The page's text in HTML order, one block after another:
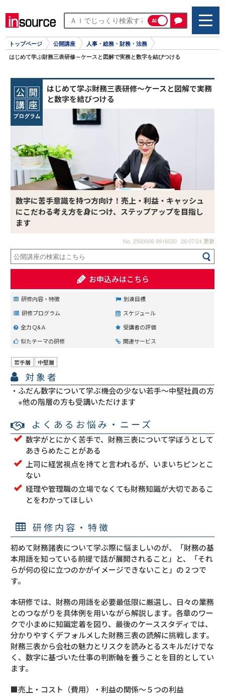
AI
トップページ 公開講座 人事・総務・財務・法務
はじめて学ぶ財務三表研修～ケースと図解で実務と数字を結びつける
はじめて学ぶ財務三表研修～ケースと図解で実務
と数字を結びつける
数字に苦手意識を持つ方向け！売上・利益・キャッシュ
にこだわる考え方を身につけ、ステップアップを目指し
ます
No. 2500006 9916030 26/07/24 更新
お申込みはこちら
研修内容・特徴
到達目標
研修プログラム
スケジュール
全力Ｑ&Ａ
受講者の評価
似たテーマの研修
関連サービス
対象者
若手層 中堅層
ふだん数字について学ぶ機会の少ない若手～中堅社員の方
※他の階層の方も受講いただけます
よくあるお悩み・ニーズ
数字がとにかく苦手で、財務三表について学ぼうとして
あきらめたことがある
上司に経営視点を持てと言われるが、いまいちピンとこ
ない
経理や管理職の立場でなくても財務知識が大切であるこ
とをわかってほしい
研修内容・特徴
初めて財務諸表について学ぶ際に悩ましいのが、「財務の基
本用語を知っている前提で話が展開されること」と、「それ
らが何の役に立つのかがイメージできないこと」の２つで
す。
本研修では、財務の用語を必要最低限に厳選し、日々の業務
とのつながりを具体例を用いながら解説します。各章のワー
クで小まめに知識定着を図り、最後のケーススタディでは、
分かりやすくデフォルメした財務三表の読解に挑戦します。
財務三表から会社の魅力とリスクを読みとるスキルだけでな
く、数字に基づいた仕事の判断軸を養うことを目的としてい
ます。
■売上・コスト（費用）・利益の関係～５つの利益